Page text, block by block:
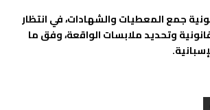
جمع المعطيات والشهادات، في انتظار
وتحديد ملابسات الواقعة، وفق ما